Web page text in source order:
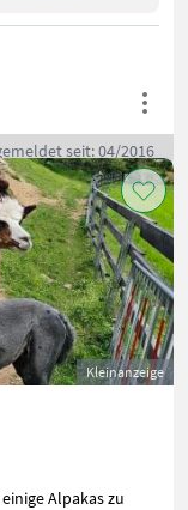
seit: 04/2016
Kleinanzeige
Alpakas zu